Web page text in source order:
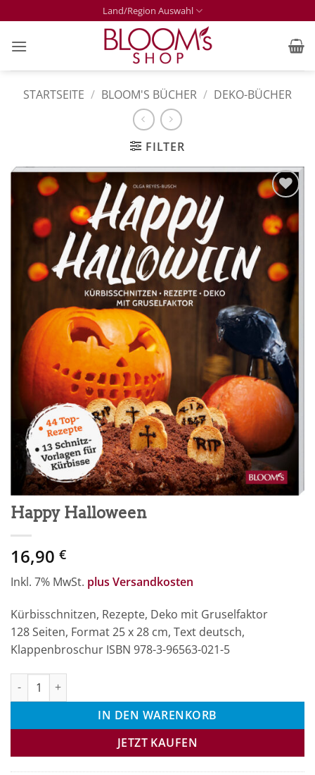
Inhalt
springen
Land/Region Auswahl
STARTSEITE / BLOOM'S BÜCHER / DEKO-BÜCHER
FILTER
Zur
Merkliste
hinzufügen
Happy Halloween
16,90 €
Inkl. 7% MwSt. plus Versandkosten
Kürbisschnitzen, Rezepte, Deko mit Gruselfaktor
128 Seiten, Format 25 x 28 cm, Text deutsch,
Klappenbroschur ISBN 978-3-96563-021-5
Happy Halloween Menge
IN DEN WARENKORB
JETZT KAUFEN